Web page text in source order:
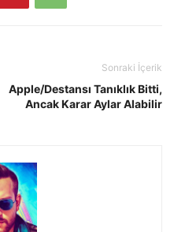
Sonraki İçerik
Apple/Destansı Tanıklık Bitti,
Ancak Karar Aylar Alabilir